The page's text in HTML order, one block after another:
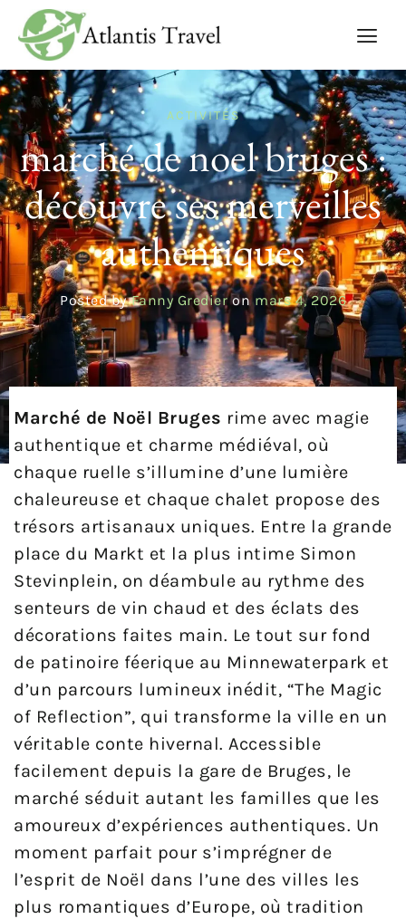
ACTIVITÉS
marché de noel bruges :
découvre ses merveilles
authentiques
Posted by Fanny Gredier on mars 4, 2026
Marché de Noël Bruges rime avec magie
authentique et charme médiéval, où
chaque ruelle s’illumine d’une lumière
chaleureuse et chaque chalet propose des
trésors artisanaux uniques. Entre la grande
place du Markt et la plus intime Simon
Stevinplein, on déambule au rythme des
senteurs de vin chaud et des éclats des
décorations faites main. Le tout sur fond
de patinoire féerique au Minnewaterpark et
d’un parcours lumineux inédit, “The Magic
of Reflection”, qui transforme la ville en un
véritable conte hivernal. Accessible
facilement depuis la gare de Bruges, le
marché séduit autant les familles que les
amoureux d’expériences authentiques. Un
moment parfait pour s’imprégner de
l’esprit de Noël dans l’une des villes les
plus romantiques d’Europe, où tradition